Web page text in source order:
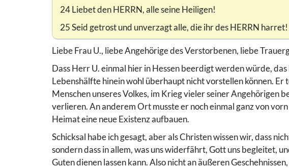
24 Liebet den HERRN, alle seine Heiligen!
25 Seid getrost und unverzagt alle, die ihr des HERRN harret!
Liebe Frau U., liebe Angehörige des Verstorbenen, liebe
Dass Herr U. einmal hier in Hessen beerdigt werden würde,
Lebenshälfte hinein wohl überhaupt nicht vorstellen können. Er
Menschen unseres Volkes, im Krieg vieler seiner Angehörigen
verlieren. An anderem Ort musste er noch einmal ganz von
Heimat eine neue Existenz aufbauen.
Schicksal habe ich gesagt, aber als Christen wissen wir, dass
sondern dass in allem, was uns widerfährt, Gott uns begleitet,
Guten dienen lassen kann. Also nicht an äußeren